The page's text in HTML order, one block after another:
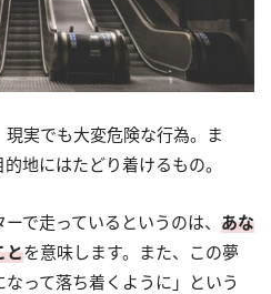
実でも大変危険な行為。ま
地にはたどり着けるもの。
で走っているというのは、 あな
とを意味します。また、この夢
って落ち着くように」という